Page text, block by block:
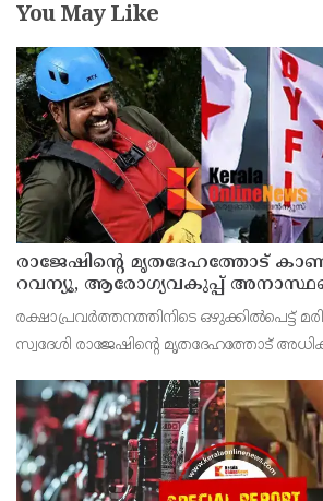
You May Like
രാജേഷിന്റെ മൃതദേഹത്തോട്
റവന്യൂ, ആരോഗ്യവകുപ്പ്
കടുത്ത നടപടി വേണം;
ശക്തമായ പ്രതിഷേധത്തിലേക്ക്
രക്ഷാപ്രവർത്തനത്തിനിടെ ഒഴുക്കിൽപെട്ട്
സ്വദേശി രാജേഷിന്റെ മൃതദേഹത്തോട്
കണ്ണൂർ ജില്ലാ സെക്രട്ടറിയേറ്റ് ശക്തമായി